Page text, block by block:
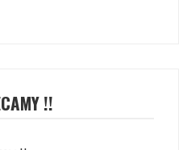
!!